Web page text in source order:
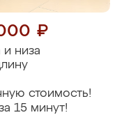
₽
низа
стоимость!
15 минут!